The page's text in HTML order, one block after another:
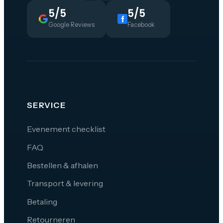
5/5
Google Reviews
5/5
Facebook
SERVICE
Evenement checklist
FAQ
Bestellen & afhalen
Transport & levering
Betaling
Retourneren